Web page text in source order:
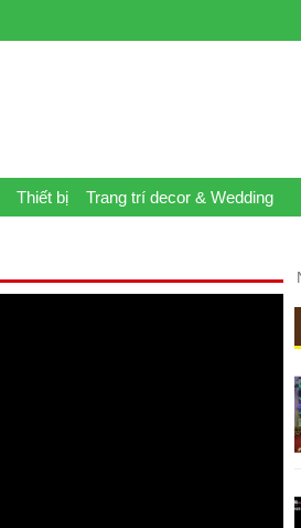
Thiết bị Trang trí decor & Wedding